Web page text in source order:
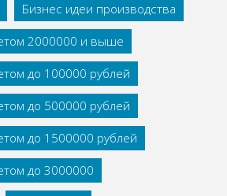
Бизнес идеи производства
2000000 и выше
до 100000 рублей
до 500000 рублей
до 1500000 рублей
до 3000000